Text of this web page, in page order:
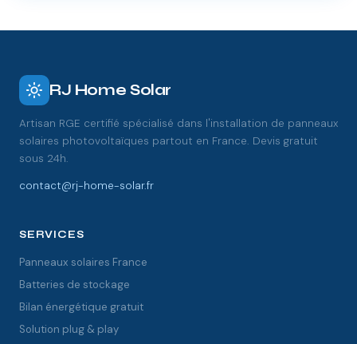
RJ Home Solar
Artisan RGE certifié spécialisé dans l'installation de panneaux
solaires photovoltaïques partout en France. Devis gratuit
sous 24h.
contact@rj-home-solar.fr
SERVICES
Panneaux solaires France
Batteries de stockage
Bilan énergétique gratuit
Solution plug & play